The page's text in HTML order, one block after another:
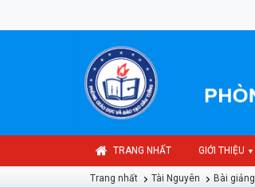
TRANG NHẤT GIỚI THIỆU ▼
Trang nhất Tài Nguyên Bài giảng